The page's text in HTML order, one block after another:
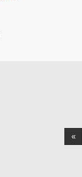
«